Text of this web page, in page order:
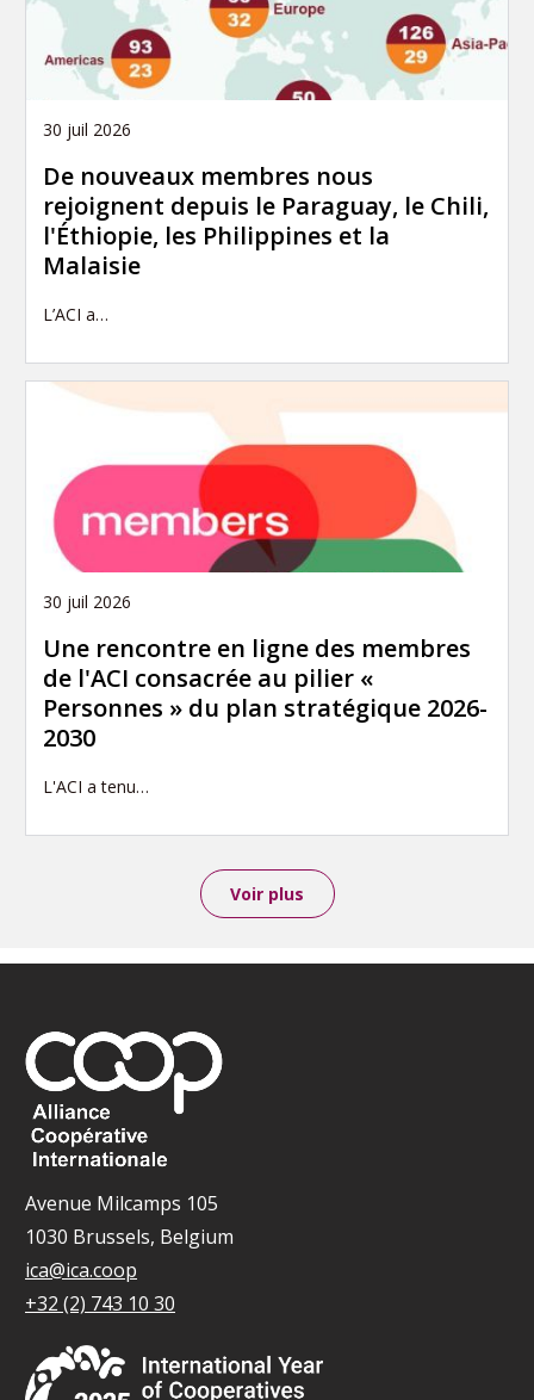
30 juil 2026
De nouveaux membres nous
rejoignent depuis le Paraguay, le Chili,
l'Éthiopie, les Philippines et la
Malaisie
L’ACI a…
30 juil 2026
Une rencontre en ligne des membres
de l'ACI consacrée au pilier «
Personnes » du plan stratégique 2026-
2030
L'ACI a tenu…
Voir plus
Avenue Milcamps 105
1030 Brussels, Belgium
ica@ica.coop
+32 (2) 743 10 30